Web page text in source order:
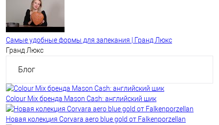
Самые удобные формы для запекания | Гранд Люкс
Гранд Люкс
Блог
Colour Mix бренда Mason Cash: английский шик
Новая колекция Corvara aero blue gold от Falkenporzellan